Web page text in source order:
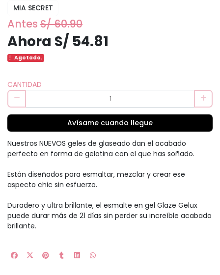
MIA SECRET
Antes S/ 60.90
Ahora S/ 54.81
Agotado.
CANTIDAD
Avísame cuando llegue
Nuestros NUEVOS geles de glaseado dan el acabado
perfecto en forma de gelatina con el que has soñado.
Están diseñados para esmaltar, mezclar y crear ese
aspecto chic sin esfuerzo.
Duradero y ultra brillante, el esmalte en gel Glaze Gelux
puede durar más de 21 días sin perder su increíble acabado
brillante.